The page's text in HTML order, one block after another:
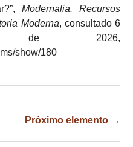
Modernalia. Recursos
Moderna, consultado 6
de 2026,
show/180
Próximo elemento →